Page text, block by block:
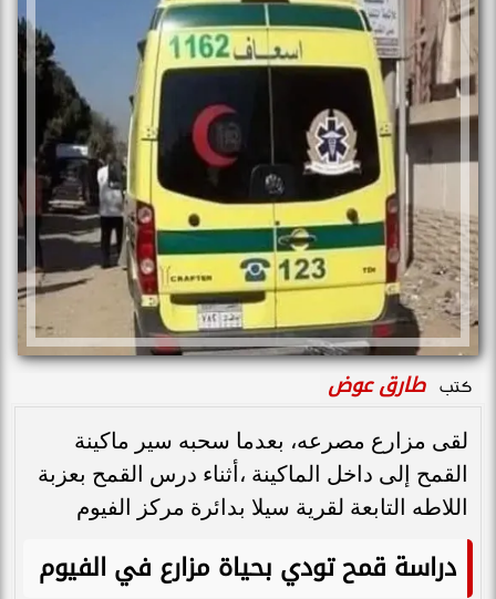
كتب طارق عوض
لقى مزارع مصرعه، بعدما سحبه سير ماكينة
القمح إلى داخل الماكينة ،أثناء درس القمح بعزبة
اللاطه التابعة لقرية سيلا بدائرة مركز الفيوم
دراسة قمح تودي بحياة مزارع في الفيوم